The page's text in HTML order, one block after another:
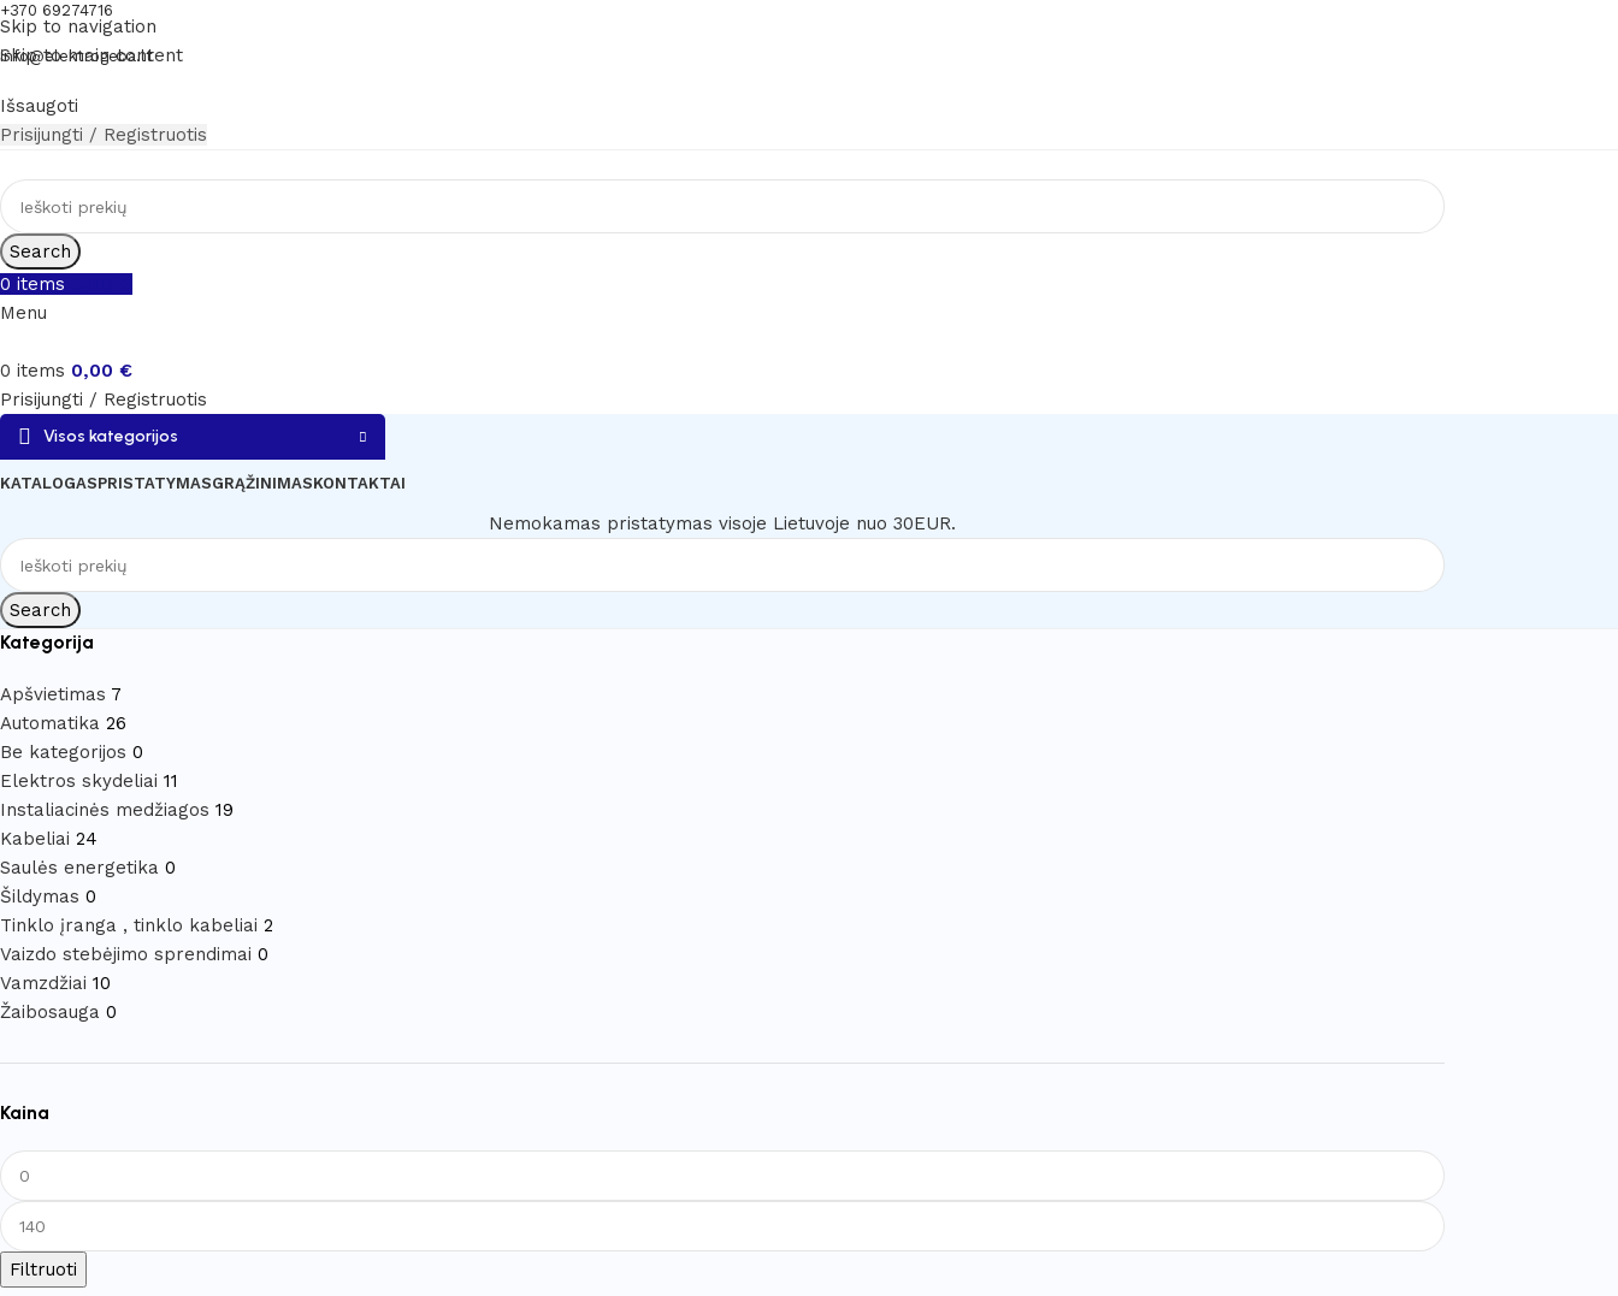
Skip to navigation
Skip to main content
+370 69274716
info@elektrogeba.lt
Išsaugoti
Prisijungti / Registruotis
Search
0 items
Menu
0 items 0,00 €
Prisijungti / Registruotis
Visos kategorijos
KATALOGASPRISTATYMASGRĄŽINIMASKONTAKTAI
Nemokamas pristatymas visoje Lietuvoje nuo 30EUR.
Search
Kategorija
Apšvietimas 7
Automatika 26
Be kategorijos 0
Elektros skydeliai 11
Instaliacinės medžiagos 19
Kabeliai 24
Saulės energetika 0
Šildymas 0
Tinklo įranga , tinklo kabeliai 2
Vaizdo stebėjimo sprendimai 0
Vamzdžiai 10
Žaibosauga 0
Kaina
Filtruoti